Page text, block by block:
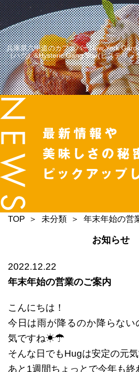
兵庫県六甲道のカフェバーNew York
（ハグ）&Hysteric Gang Star(ヒステリッ
TOP 未分類 年末年始の営
お知らせ
2022.12.22
年末年始の営業のご案内
こんにちは！
今日は雨が降るのか降らない
気ですね☀☂
そんな日でもHugは安定の元
あと1週間ちょっとで今年も終